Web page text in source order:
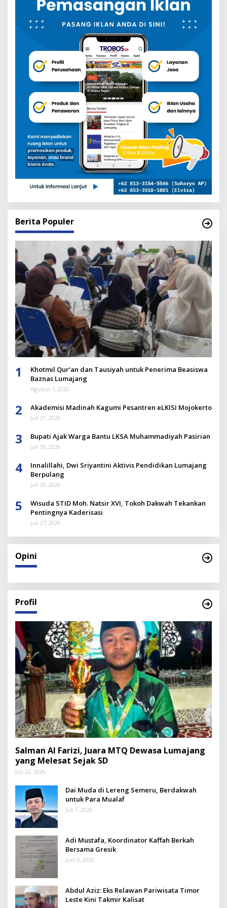
Berita Populer
1
Khotmil Qur’an dan Tausiyah untuk Penerima Beasiswa
Baznas Lumajang
Agustus 7, 2026
2 Akademisi Madinah Kagumi Pesantren eLKISI Mojokerto
Juli 31, 2026
3 Bupati Ajak Warga Bantu LKSA Muhammadiyah Pasirian
Juli 30, 2026
4
Innalillahi, Dwi Sriyantini Aktivis Pendidikan Lumajang
Berpulang
Juli 30, 2026
5
Wisuda STID Moh. Natsir XVI, Tokoh Dakwah Tekankan
Pentingnya Kaderisasi
Juli 27, 2026
Opini
Profil
Salman Al Farizi, Juara MTQ Dewasa Lumajang
yang Melesat Sejak SD
Juli 22, 2026
Dai Muda di Lereng Semeru, Berdakwah
untuk Para Mualaf
Juli 1, 2026
Adi Mustafa, Koordinator Kaffah Berkah
Bersama Gresik
Juni 9, 2026
Abdul Aziz: Eks Relawan Pariwisata Timor
Leste Kini Takmir Kalisat